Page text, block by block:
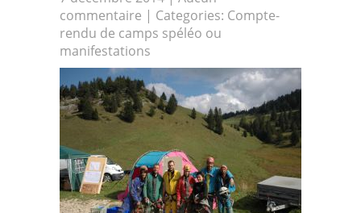
commentaire | Categories: Compte-
rendu de camps spéléo ou
manifestations